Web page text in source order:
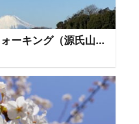
ーキング（源氏山...